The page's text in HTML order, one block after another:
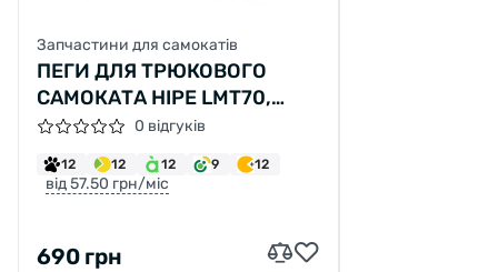
Запчастини для самокатів
ПЕГИ ДЛЯ ТРЮКОВОГО
САМОКАТА HIPE LMT70,
NEO/BLUE0 відгуків
12 12 12 9 12
від 57.50 грн/міс
690 грн